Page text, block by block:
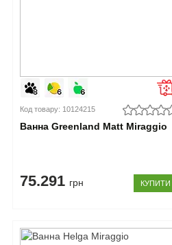
Код товару: 10124215
Ванна Greenland Matt Miraggio
75.291 грн КУПИТИ